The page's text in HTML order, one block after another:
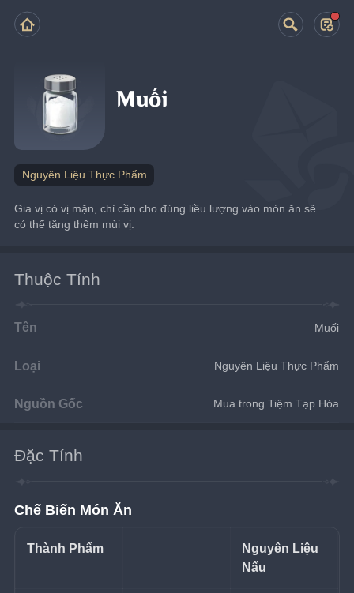
Muối
Nguyên Liệu Thực Phẩm
Gia vị có vị mặn, chỉ cần cho đúng liều lượng vào món ăn sẽ
có thể tăng thêm mùi vị.
Thuộc Tính
Tên Muối
Loại Nguyên Liệu Thực Phẩm
Nguồn Gốc Mua trong Tiệm Tạp Hóa
Đặc Tính
Chế Biến Món Ăn
Thành Phẩm
Nguyên Liệu
Nấu